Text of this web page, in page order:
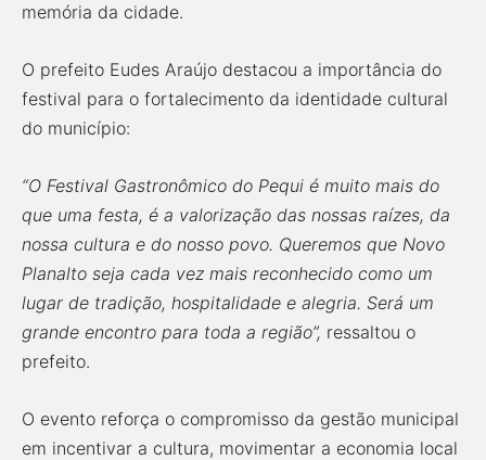
memória da cidade.
O prefeito Eudes Araújo destacou a importância do
festival para o fortalecimento da identidade cultural
do município:
“O Festival Gastronômico do Pequi é muito mais do
que uma festa, é a valorização das nossas raízes, da
nossa cultura e do nosso povo. Queremos que Novo
Planalto seja cada vez mais reconhecido como um
lugar de tradição, hospitalidade e alegria. Será um
grande encontro para toda a região”, ressaltou o
prefeito.
O evento reforça o compromisso da gestão municipal
em incentivar a cultura, movimentar a economia local